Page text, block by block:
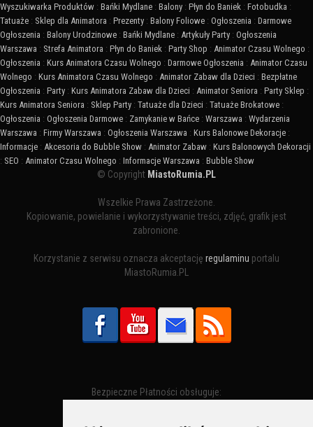
Wyszukiwarka Produktów : Bańki Mydlane : Balony : Płyn do Baniek : Fotobudka :
Tatuaże : Sklep dla Animatora : Prezenty : Balony Foliowe : Ogłoszenia : Darmowe
Ogłoszenia : Balony Urodzinowe : Bańki Mydlane : Artykuły Party : Ogłoszenia
Warszawa : Strefa Animatora : Płyn do Baniek : Party Shop : Animator Czasu Wolnego :
Ogłoszenia : Kurs Animatora Czasu Wolnego : Darmowe Ogłoszenia : Animator Czasu
Wolnego : Kurs Animatora Czasu Wolnego : Animator Zabaw dla Dzieci : Bezpłatne
Ogłoszenia : Party : Kurs Animatora Zabaw dla Dzieci : Animator Seniora : Party Sklep :
Kurs Animatora Seniora : Sklep Party : Tatuaże dla Dzieci : Tatuaże Brokatowe :
Ogłoszenia : Ogłoszenia Darmowe : Zamykanie w Bańce : Warszawa : Wydarzenia
Warszawa : Firmy Warszawa : Ogłoszenia Warszawa : Kurs Balonowe Dekoracje :
Informacje : Akcesoria do Bubble Show : Animator Zabaw : Kurs Balonowych Dekoracji
: SEO : Animator Czasu Wolnego : Informacje Warszawa : Bubble Show
© Copyright MiastoRumia.PL
Wszelkie Prawa Zastrzeżone.
Kopiowanie, powielanie i wykorzystywanie treści, zdjęć, grafik jest
zabronione.
Korzystanie z serwisu oznacza akceptację regulaminu portalu
MiastoRumia.PL
Bezpieczne Płatności obsługuje: